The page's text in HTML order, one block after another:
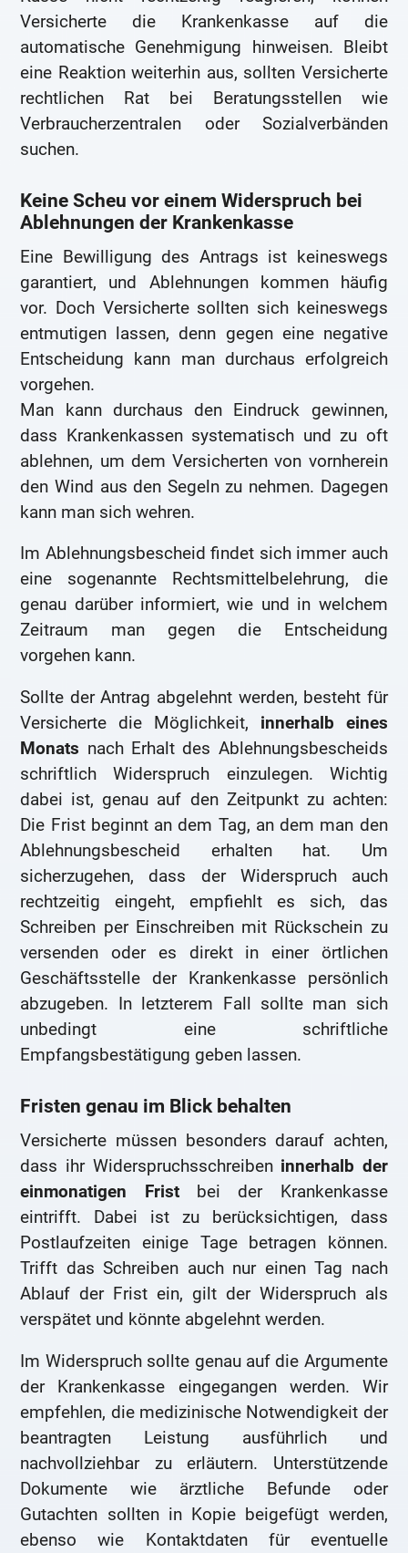
Versicherte die Krankenkasse auf die
automatische Genehmigung hinweisen. Bleibt
eine Reaktion weiterhin aus, sollten Versicherte
rechtlichen Rat bei Beratungsstellen wie
Verbraucherzentralen oder Sozialverbänden
suchen.
Keine Scheu vor einem Widerspruch bei
Ablehnungen der Krankenkasse
Eine Bewilligung des Antrags ist keineswegs
garantiert, und Ablehnungen kommen häufig
vor. Doch Versicherte sollten sich keineswegs
entmutigen lassen, denn gegen eine negative
Entscheidung kann man durchaus erfolgreich
vorgehen.
Man kann durchaus den Eindruck gewinnen,
dass Krankenkassen systematisch und zu oft
ablehnen, um dem Versicherten von vornherein
den Wind aus den Segeln zu nehmen. Dagegen
kann man sich wehren.
Im Ablehnungsbescheid findet sich immer auch
eine sogenannte Rechtsmittelbelehrung, die
genau darüber informiert, wie und in welchem
Zeitraum man gegen die Entscheidung
vorgehen kann.
Sollte der Antrag abgelehnt werden, besteht für
Versicherte die Möglichkeit, innerhalb eines
Monats nach Erhalt des Ablehnungsbescheids
schriftlich Widerspruch einzulegen. Wichtig
dabei ist, genau auf den Zeitpunkt zu achten:
Die Frist beginnt an dem Tag, an dem man den
Ablehnungsbescheid erhalten hat. Um
sicherzugehen, dass der Widerspruch auch
rechtzeitig eingeht, empfiehlt es sich, das
Schreiben per Einschreiben mit Rückschein zu
versenden oder es direkt in einer örtlichen
Geschäftsstelle der Krankenkasse persönlich
abzugeben. In letzterem Fall sollte man sich
unbedingt eine schriftliche
Empfangsbestätigung geben lassen.
Fristen genau im Blick behalten
Versicherte müssen besonders darauf achten,
dass ihr Widerspruchsschreiben innerhalb der
einmonatigen Fristbei der Krankenkasse
eintrifft. Dabei ist zu berücksichtigen, dass
Postlaufzeiten einige Tage betragen können.
Trifft das Schreiben auch nur einen Tag nach
Ablauf der Frist ein, gilt der Widerspruch als
verspätet und könnte abgelehnt werden.
Im Widerspruch sollte genau auf die Argumente
der Krankenkasse eingegangen werden. Wir
empfehlen, die medizinische Notwendigkeit der
beantragten Leistung ausführlich und
nachvollziehbar zu erläutern. Unterstützende
Dokumente wie ärztliche Befunde oder
Gutachten sollten in Kopie beigefügt werden,
ebenso wie Kontaktdaten für eventuelle